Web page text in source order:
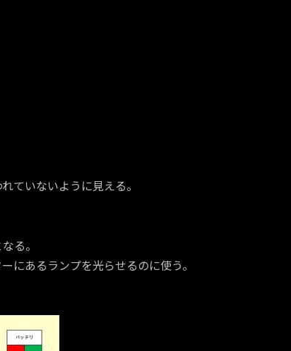
ていないように見える。
る。
にあるランプを光らせるのに使う。